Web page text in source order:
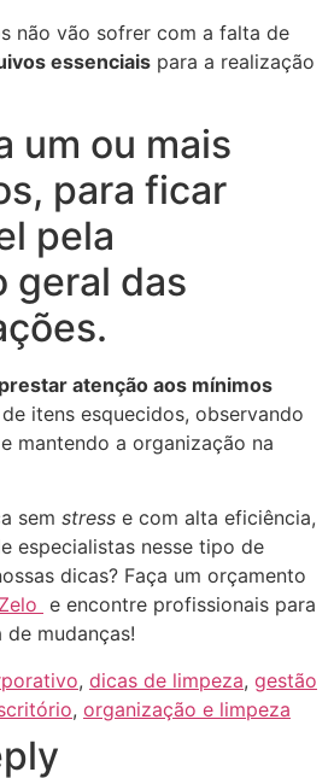
não vão sofrer com a falta de
essenciais para a realização
um ou mais
para ficar
pela
geral das
prestar atenção aos mínimos
itens esquecidos, observando
mantendo a organização na
sem stress e com alta eficiência,
especialistas nesse tipo de
dicas? Faça um orçamento
e encontre profissionais para
mudanças!
, dicas de limpeza, gestão
, organização e limpeza